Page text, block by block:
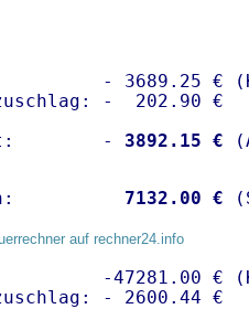
- 3689.25 €
-  202.90 €
-
3892.15 €
7132.00 €
auf rechner24.info
-47281.00 €
- 2600.44 €